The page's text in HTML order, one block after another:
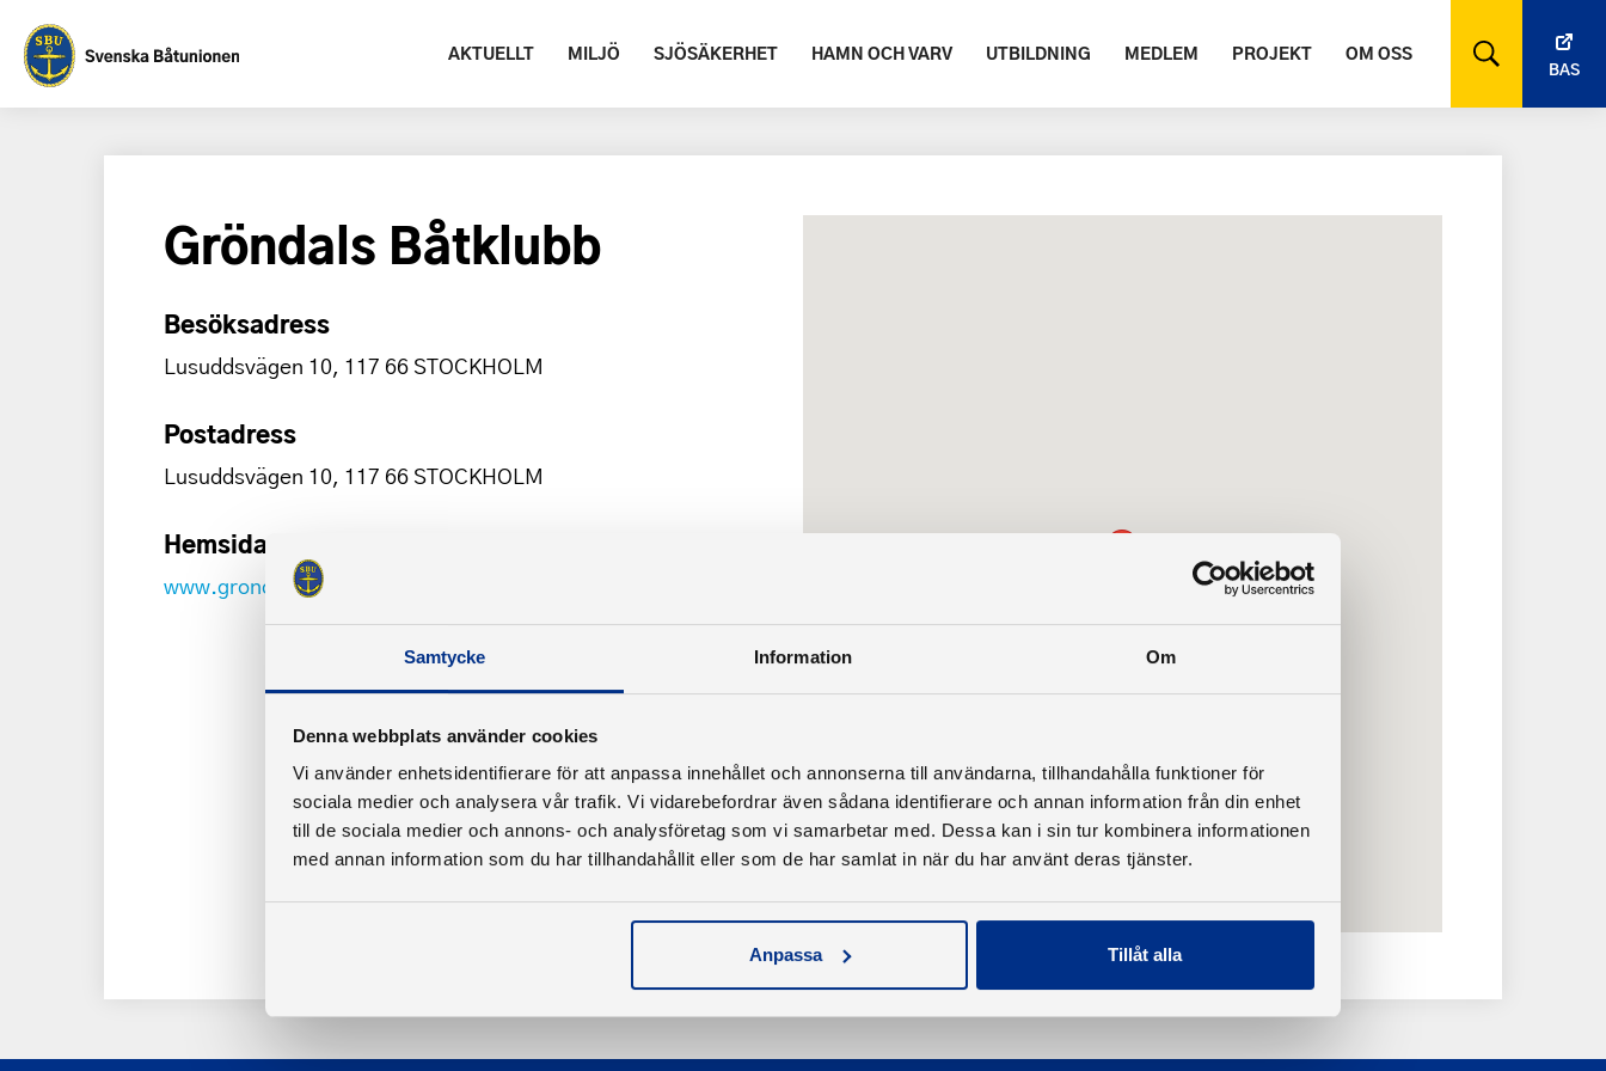
Samtycke Information Om
Denna webbplats använder cookies
Vi använder enhetsidentifierare för att anpassa innehållet och annonserna till användarna, tillhandahålla funktioner för
sociala medier och analysera vår trafik. Vi vidarebefordrar även sådana identifierare och annan information från din enhet
till de sociala medier och annons- och analysföretag som vi samarbetar med. Dessa kan i sin tur kombinera informationen
med annan information som du har tillhandahållit eller som de har samlat in när du har använt deras tjänster.
Anpassa Tillåt alla
AKTUELLT MILJÖ SJÖSÄKERHET HAMN OCH VARV UTBILDNING MEDLEM PROJEKT OM OSS
BAS
Gröndals Båtklubb
Besöksadress
Lusuddsvägen 10, 117 66 STOCKHOLM
Postadress
Lusuddsvägen 10, 117 66 STOCKHOLM
Hemsida
www.grondalsbatklubb.se